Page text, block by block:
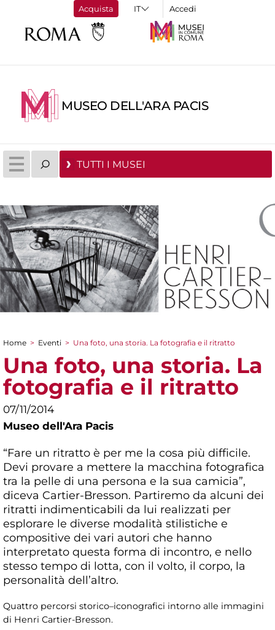
Acquista Accedi
MUSEO DELL'ARA PACIS
TUTTI I MUSEI
Tu sei qui
Home > Eventi > Una foto, una storia. La fotografia e il ritratto
Una foto, una storia. La
fotografia e il ritratto
07/11/2014
Museo dell'Ara Pacis
“Fare un ritratto è per me la cosa più difficile.
Devi provare a mettere la macchina fotografica
tra la pelle di una persona e la sua camicia”,
diceva Cartier-Bresson. Partiremo da alcuni dei
ritratti indimenticabili da lui realizzati per
esplorare le diverse modalità stilistiche e
compositive dei vari autori che hanno
interpretato questa forma di incontro, e nello
stesso tempo di lotta, con il volto, il corpo, la
personalità dell’altro.
Quattro percorsi storico–iconografici intorno alle immagini
di Henri Cartier-Bresson.